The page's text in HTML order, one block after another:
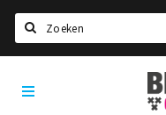
Home